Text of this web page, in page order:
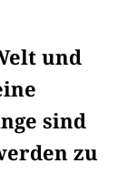
und
sind
zu